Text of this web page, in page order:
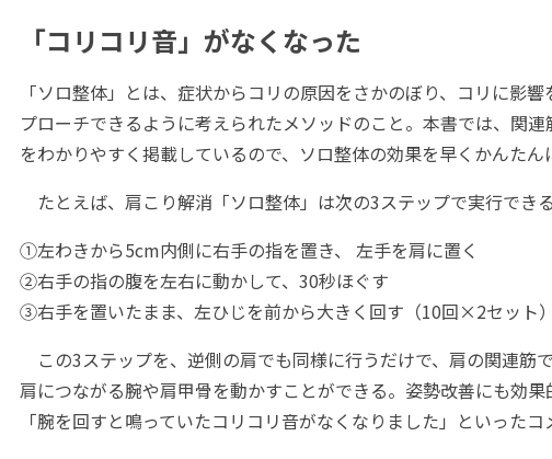
「コリコリ音」がなくなった
「ソロ整体」とは、症状からコリの原因をさかのぼり、コリに影
プローチできるように考えられたメソッドのこと。本書では、関
をわかりやすく掲載しているので、ソロ整体の効果を早くかんたん
たとえば、肩こり解消「ソロ整体」は次の3ステップで実行できる
①左わきから5cm内側に右手の指を置き、 左手を肩に置く
②右手の指の腹を左右に動かして、30秒ほぐす
③右手を置いたまま、左ひじを前から大きく回す（10回×2セット）
この3ステップを、逆側の肩でも同様に行うだけで、肩の関連筋
肩につながる腕や肩甲骨を動かすことができる。姿勢改善にも効
「腕を回すと鳴っていたコリコリ音がなくなりました」といったコ